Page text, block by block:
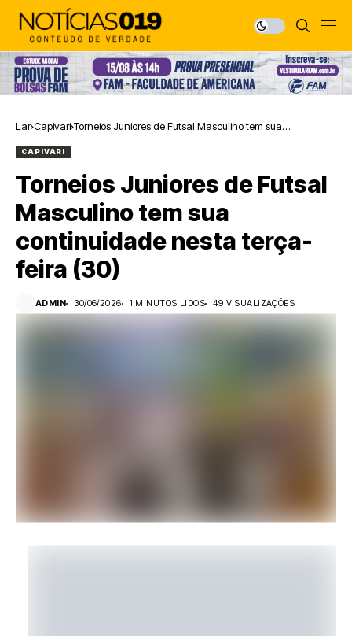
Lar Capivari Torneios Juniores de Futsal Masculino tem sua
CAPIVARI
Torneios Juniores de Futsal
Masculino tem sua
continuidade nesta terça-
feira (30)
ADMIN 30/06/2026 1 MINUTOS LIDOS 49 VISUALIZAÇÕES